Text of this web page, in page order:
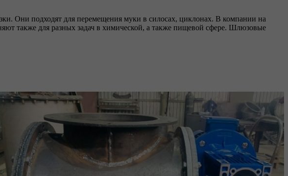
Они подходят для перемещения муки в силосах, циклонах. В компании на
также для разных задач в химической, а также пищевой сфере. Шлюзовые